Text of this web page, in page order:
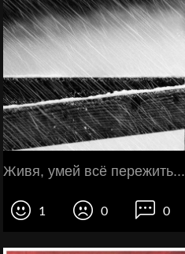
Живя, умей всё пережить...
1 0 0